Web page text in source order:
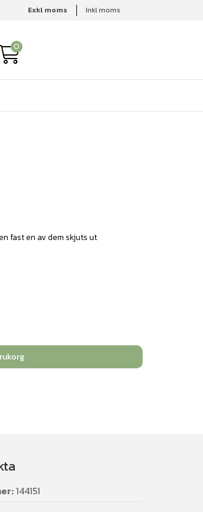
Exkl moms Inkl moms
0
fast en av dem skjuts ut
144151